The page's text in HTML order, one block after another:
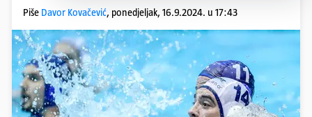
Piše Davor Kovačević, ponedjeljak, 16.9.2024. u 17:43